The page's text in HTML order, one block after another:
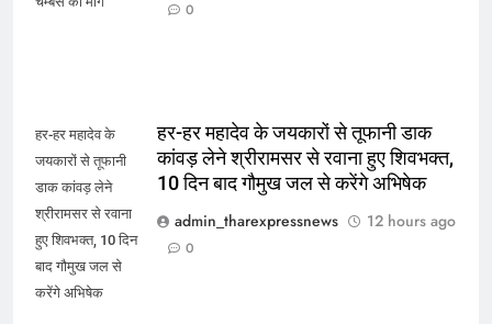
0
हर-हर महादेव के
जयकारों से तूफानी
डाक कांवड़ लेने
श्रीरामसर से रवाना
हुए शिवभक्त, 10 दिन
बाद गौमुख जल से
करेंगे अभिषेक
हर-हर महादेव के जयकारों से तूफानी डाक
कांवड़ लेने श्रीरामसर से रवाना हुए शिवभक्त,
10 दिन बाद गौमुख जल से करेंगे अभिषेक
admin_tharexpressnews
12 hours ago
0